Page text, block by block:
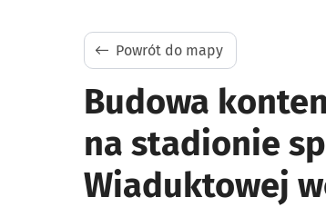
Powrót do mapy
Budowa
na stadionie
Wiaduktowej